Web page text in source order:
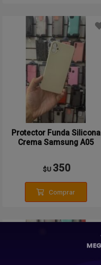
Protector Funda Silicona
Crema Samsung A05
$U 350
Comprar